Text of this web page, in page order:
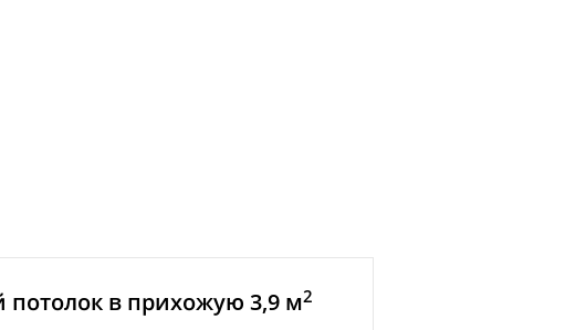
потолок в прихожую 3,9 м2